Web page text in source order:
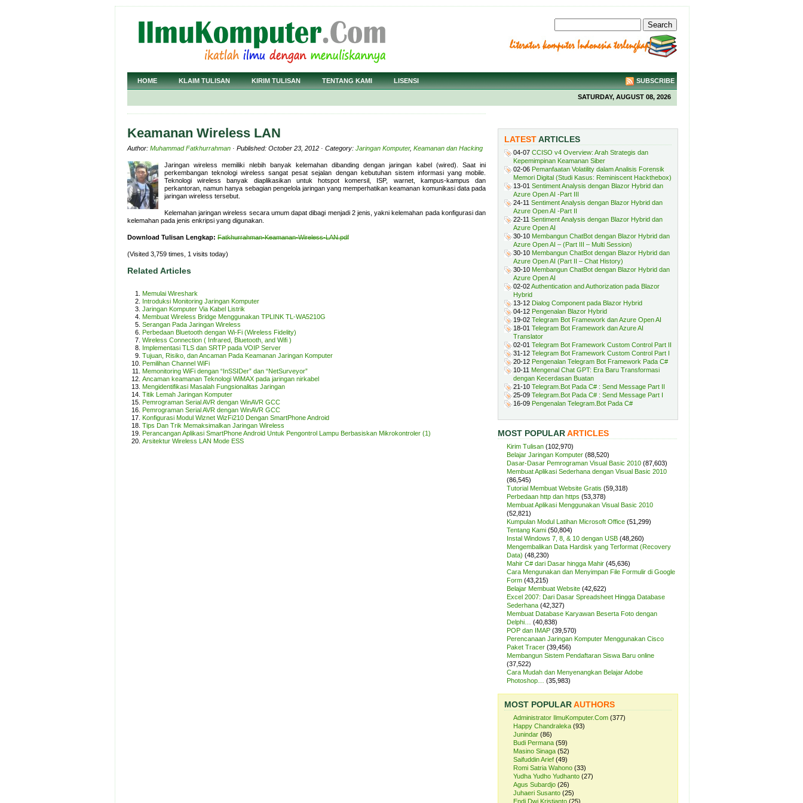
HOME KLAIM TULISAN KIRIM TULISAN TENTANG KAMI LISENSI SUBSCRIBE
SATURDAY, AUGUST 08, 2026
Keamanan Wireless LAN
Author: Muhammad Fatkhurrahman · Published: October 23, 2012 · Category: Jaringan Komputer, Keamanan dan Hacking
Jaringan wireless memiliki nlebih banyak kelemahan dibanding dengan jaringan kabel (wired). Saat ini
perkembangan teknologi wireless sangat pesat sejalan dengan kebutuhan sistem informasi yang mobile.
Teknologi wireless banyak diaplikasikan untuk hotspot komersil, ISP, warnet, kampus-kampus dan
perkantoran, namun hanya sebagian pengelola jaringan yang memperhatikan keamanan komunikasi data pada
jaringan wireless tersebut.
Kelemahan jaringan wireless secara umum dapat dibagi menjadi 2 jenis, yakni kelemahan pada konfigurasi dan
kelemahan pada jenis enkripsi yang digunakan.
Download Tulisan Lengkap: Fatkhurrahman-Keamanan-Wireless-LAN.pdf
(Visited 3,759 times, 1 visits today)
Related Articles
Memulai Wireshark
Introduksi Monitoring Jaringan Komputer
Jaringan Komputer Via Kabel Listrik
Membuat Wireless Bridge Menggunakan TPLINK TL-WA5210G
Serangan Pada Jaringan Wireless
Perbedaan Bluetooth dengan Wi-Fi (Wireless Fidelity)
Wireless Connection ( Infrared, Bluetooth, and Wifi )
Implementasi TLS dan SRTP pada VOIP Server
Tujuan, Risiko, dan Ancaman Pada Keamanan Jaringan Komputer
Pemilihan Channel WiFi
Memonitoring WiFi dengan “InSSIDer” dan “NetSurveyor”
Ancaman keamanan Teknologi WiMAX pada jaringan nirkabel
Mengidentifikasi Masalah Fungsionalitas Jaringan
Titik Lemah Jaringan Komputer
Pemrograman Serial AVR dengan WinAVR GCC
Pemrograman Serial AVR dengan WinAVR GCC
Konfigurasi Modul Wiznet WizFi210 Dengan SmartPhone Android
Tips Dan Trik Memaksimalkan Jaringan Wireless
Perancangan Aplikasi SmartPhone Android Untuk Pengontrol Lampu Berbasiskan Mikrokontroler (1)
Arsitektur Wireless LAN Mode ESS
LATESTARTICLES
04-07 CCISO v4 Overview: Arah Strategis dan
Kepemimpinan Keamanan Siber
02-06 Pemanfaatan Volatility dalam Analisis Forensik
Memori Digital (Studi Kasus: Reminiscent Hackthebox)
13-01 Sentiment Analysis dengan Blazor Hybrid dan
Azure Open AI -Part III
24-11 Sentiment Analysis dengan Blazor Hybrid dan
Azure Open AI -Part II
22-11 Sentiment Analysis dengan Blazor Hybrid dan
Azure Open AI
30-10 Membangun ChatBot dengan Blazor Hybrid dan
Azure Open AI – (Part III – Multi Session)
30-10 Membangun ChatBot dengan Blazor Hybrid dan
Azure Open AI (Part II – Chat History)
30-10 Membangun ChatBot dengan Blazor Hybrid dan
Azure Open AI
02-02Authentication and Authorization pada Blazor
Hybrid
13-12 Dialog Component pada Blazor Hybrid
04-12 Pengenalan Blazor Hybrid
19-02 Telegram Bot Framework dan Azure Open AI
18-01 Telegram Bot Framework dan Azure AI
Translator
02-01 Telegram Bot Framework Custom Control Part II
31-12 Telegram Bot Framework Custom Control Part I
20-12 Pengenalan Telegram Bot Framework Pada C#
10-11 Mengenal Chat GPT: Era Baru Transformasi
dengan Kecerdasan Buatan
21-10 Telegram.Bot Pada C# : Send Message Part II
25-09 Telegram.Bot Pada C# : Send Message Part I
16-09 Pengenalan Telegram.Bot Pada C#
MOST POPULARARTICLES
Kirim Tulisan (102,970)
Belajar Jaringan Komputer (88,520)
Dasar-Dasar Pemrograman Visual Basic 2010 (87,603)
Membuat Aplikasi Sederhana dengan Visual Basic 2010
(86,545)
Tutorial Membuat Website Gratis (59,318)
Perbedaan http dan https (53,378)
Membuat Aplikasi Menggunakan Visual Basic 2010
(52,821)
Kumpulan Modul Latihan Microsoft Office (51,299)
Tentang Kami (50,804)
Instal Windows 7, 8, & 10 dengan USB (48,260)
Mengembalikan Data Hardisk yang Terformat (Recovery
Data) (48,230)
Mahir C# dari Dasar hingga Mahir (45,636)
Cara Mengunakan dan Menyimpan File Formulir di Google
Form (43,215)
Belajar Membuat Website (42,622)
Excel 2007: Dari Dasar Spreadsheet Hingga Database
Sederhana (42,327)
Membuat Database Karyawan Beserta Foto dengan
Delphi…
(40,838)
POP dan IMAP (39,570)
Perencanaan Jaringan Komputer Menggunakan Cisco
Paket Tracer (39,456)
Membangun Sistem Pendaftaran Siswa Baru online
(37,522)
Cara Mudah dan Menyenangkan Belajar Adobe
Photoshop…
(35,983)
MOST POPULARAUTHORS
Administrator IlmuKomputer.Com (377)
Happy Chandraleka (93)
Junindar (86)
Budi Permana (59)
Masino Sinaga (52)
Saifuddin Arief (49)
Romi Satria Wahono (33)
Yudha Yudho Yudhanto (27)
Agus Subardjo (26)
Juhaeri Susanto (25)
Endi Dwi Kristianto (25)